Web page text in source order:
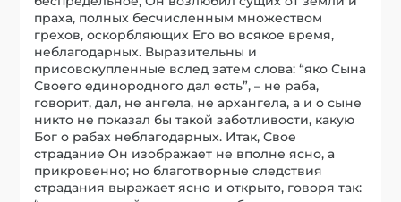
праха, полных бесчисленным множеством
грехов, оскорбляющих Его во всякое время,
неблагодарных. Выразительны и
присовокупленные вслед затем слова: “яко Сына
Своего единородного дал есть”, – не раба,
говорит, дал, не ангела, не архангела, а и о сыне
никто не показал бы такой заботливости, какую
Бог о рабах неблагодарных. Итак, Свое
страдание Он изображает не вполне ясно, а
прикровенно; но благотворные следствия
страдания выражает ясно и открыто, говоря так: